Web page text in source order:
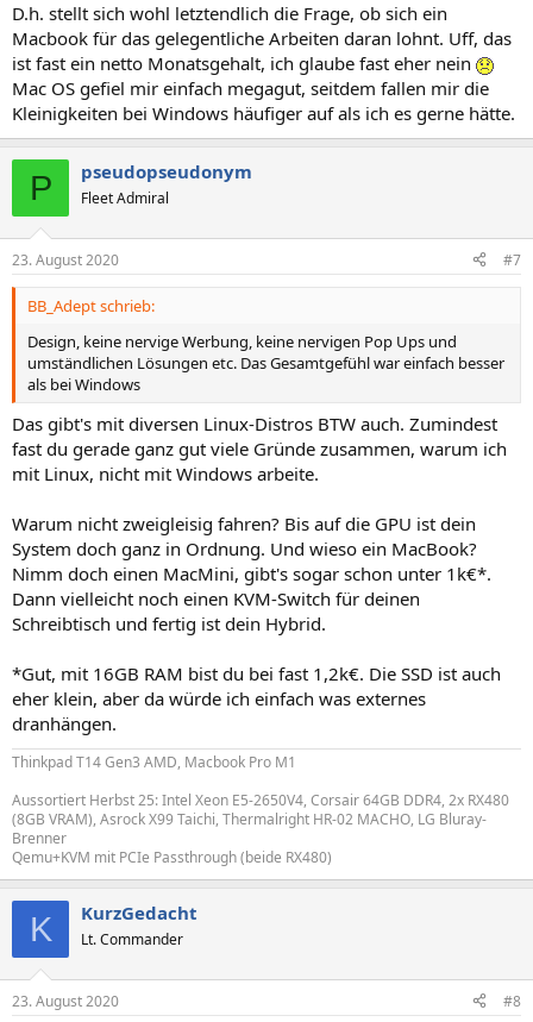
D.h. stellt sich wohl letztendlich die Frage, ob sich ein
Macbook für das gelegentliche Arbeiten daran lohnt. Uff, das
ist fast ein netto Monatsgehalt, ich glaube fast eher nein
Mac OS gefiel mir einfach megagut, seitdem fallen mir die
Kleinigkeiten bei Windows häufiger auf als ich es gerne hätte.
P pseudopseudonym
Fleet Admiral
23. August 2020 #7
BB_Adept schrieb:
Design, keine nervige Werbung, keine nervigen Pop Ups und
umständlichen Lösungen etc. Das Gesamtgefühl war einfach besser
als bei Windows
Das gibt's mit diversen Linux-Distros BTW auch. Zumindest
fast du gerade ganz gut viele Gründe zusammen, warum ich
mit Linux, nicht mit Windows arbeite.
Warum nicht zweigleisig fahren? Bis auf die GPU ist dein
System doch ganz in Ordnung. Und wieso ein MacBook?
Nimm doch einen MacMini, gibt's sogar schon unter 1k€*.
Dann vielleicht noch einen KVM-Switch für deinen
Schreibtisch und fertig ist dein Hybrid.
*Gut, mit 16GB RAM bist du bei fast 1,2k€. Die SSD ist auch
eher klein, aber da würde ich einfach was externes
dranhängen.
Thinkpad T14 Gen3 AMD, Macbook Pro M1
Aussortiert Herbst 25: Intel Xeon E5-2650V4, Corsair 64GB DDR4, 2x RX480
(8GB VRAM), Asrock X99 Taichi, Thermalright HR-02 MACHO, LG Bluray-
Brenner
Qemu+KVM mit PCIe Passthrough (beide RX480)
K KurzGedacht
Lt. Commander
23. August 2020 #8